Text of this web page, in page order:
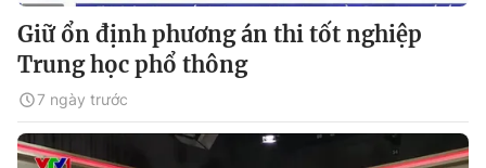
Giữ ổn định phương án thi tốt nghiệp
Trung học phổ thông
7 ngày trước